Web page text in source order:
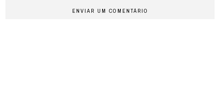
ENVIAR UM COMENTÁRIO